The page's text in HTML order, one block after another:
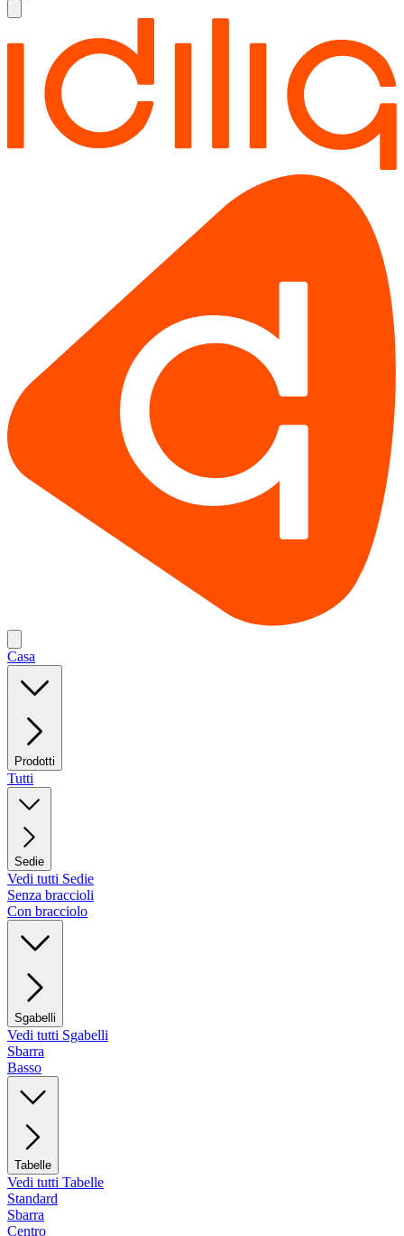
Casa
Prodotti
Tutti
Sedie
Vedi tutti Sedie
Senza braccioli
Con bracciolo
Sgabelli
Vedi tutti Sgabelli
Sbarra
Basso
Tabelle
Vedi tutti Tabelle
Standard
Sbarra
Centro